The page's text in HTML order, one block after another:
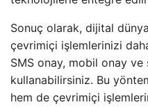
Sonuç olarak, dijital
çevrimiçi işlemlerinizi
SMS onay, mobil onay
kullanabilirsiniz. Bu
hem de çevrimiçi